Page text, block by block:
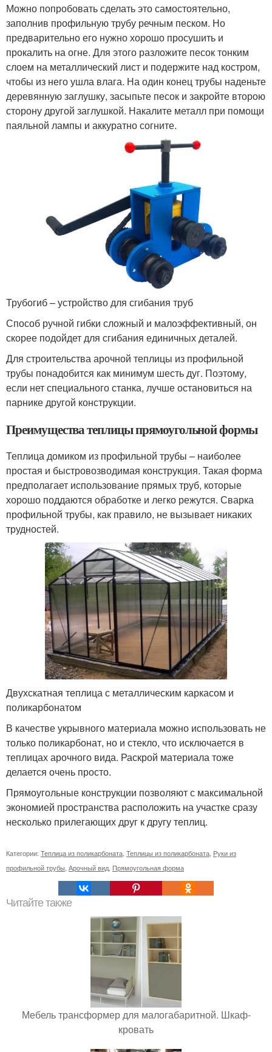
Можно попробовать сделать это самостоятельно,
заполнив профильную трубу речным песком. Но
предварительно его нужно хорошо просушить и
прокалить на огне. Для этого разложите песок тонким
слоем на металлический лист и подержите над костром,
чтобы из него ушла влага. На один конец трубы наденьте
деревянную заглушку, засыпьте песок и закройте второю
сторону другой заглушкой. Накалите металл при помощи
паяльной лампы и аккуратно согните.
Трубогиб – устройство для сгибания труб
Способ ручной гибки сложный и малоэффективный, он
скорее подойдет для сгибания единичных деталей.
Для строительства арочной теплицы из профильной
трубы понадобится как минимум шесть дуг. Поэтому,
если нет специального станка, лучше остановиться на
парнике другой конструкции.
Преимущества теплицы прямоугольной формы
Теплица домиком из профильной трубы – наиболее
простая и быстровозводимая конструкция. Такая форма
предполагает использование прямых труб, которые
хорошо поддаются обработке и легко режутся. Сварка
профильной трубы, как правило, не вызывает никаких
трудностей.
Двухскатная теплица с металлическим каркасом и
поликарбонатом
В качестве укрывного материала можно использовать не
только поликарбонат, но и стекло, что исключается в
теплицах арочного вида. Раскрой материала тоже
делается очень просто.
Прямоугольные конструкции позволяют с максимальной
экономией пространства расположить на участке сразу
несколько прилегающих друг к другу теплиц.
Категории: Теплица из поликарбоната Теплицы из поликарбоната Руки из
профильной трубы Арочный вид Прямоугольная форма
Читайте также
Мебель трансформер для малогабаритной. Шкаф-
кровать